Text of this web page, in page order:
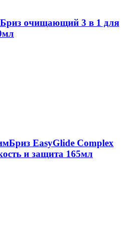
очищающий 3 в 1 для
EasyGlide Complex
и защита 165мл